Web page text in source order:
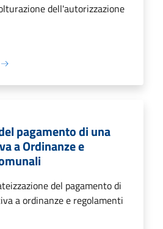
dell'autorizzazione
pagamento di una
a Ordinanze e
del pagamento di
a ordinanze e regolamenti